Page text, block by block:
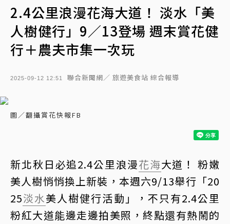
2.4公里浪漫花海大道！ 淡水「美
人樹健行」9／13登場 週末賞花健
行＋農夫市集一次玩
2025-09-12 12:51 聯合新聞網／ 旅遊美食站 綜合報導
圖／翻攝賞花快報FB
新北秋日必追2.4公里浪漫花海大道！ 粉嫩
美人樹悄悄換上新裝，本週六9/13舉行「20
25淡水美人樹健行活動」，不只有2.4公里
粉紅大道能邊走邊拍美照，終點還有熱鬧的